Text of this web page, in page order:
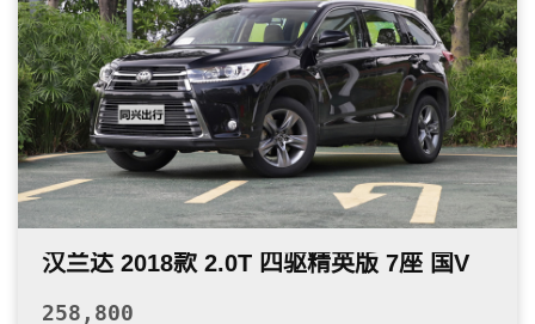
整车质保 三年或10万公里
车身
长度(mm) 4893
宽度(mm) 1862
高度(mm) 1449
轴距(mm) 2830
汉兰达 2018款 2.0T 四驱精英版 7座 国V
258,800